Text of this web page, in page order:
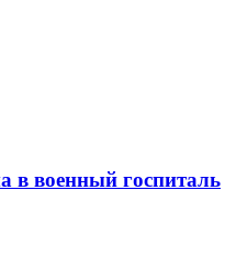
в военный госпиталь